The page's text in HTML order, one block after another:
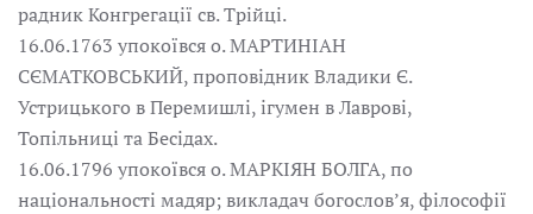
радник Конгрегації св. Трійці.
16.06.1763 упокоївся о. МАРТИНІАН
СЄМАТКОВСЬКИЙ, проповідник Владики Є.
Устрицького в Перемишлі, ігумен в Лаврові,
Топільниці та Бесідах.
16.06.1796 упокоївся о. МАРКІЯН БОЛГА, по
національності мадяр; викладач богослов’я, філософії